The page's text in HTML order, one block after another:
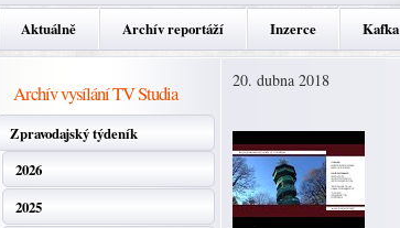
Aktuálně Archív reportáží Inzerce Kafka
Archív vysílání TV Studia
Zpravodajský týdeník
2026
2025
20. dubna 2018